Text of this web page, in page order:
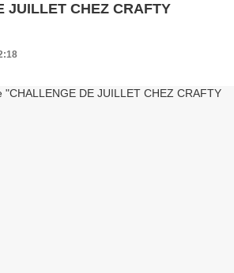
JUILLET CHEZ CRAFTY